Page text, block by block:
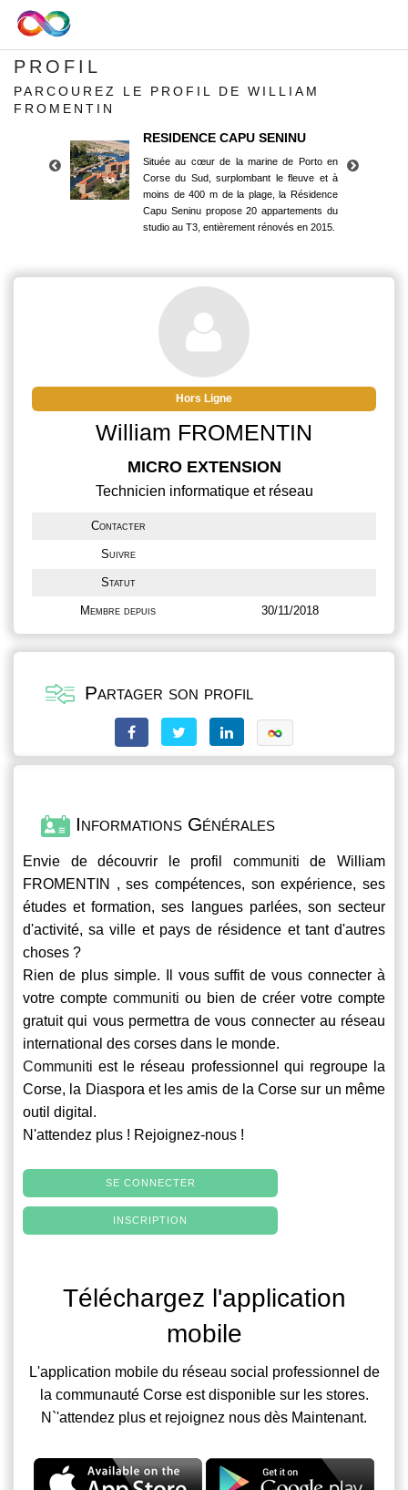
PROFIL
PARCOUREZ LE PROFIL DE WILLIAM
FROMENTIN
RESIDENCE CAPU SENINU
Située au cœur de la marine de Porto en
Corse du Sud, surplombant le fleuve et à
moins de 400 m de la plage, la Résidence
Capu Seninu propose 20 appartements du
studio au T3, entièrement rénovés en 2015.
Corse du Sud, surplombant le fleuve et à
moins de 400 m de la plage, la Résidence
Capu Seninu propose 20 appartements du
studio au T3, entièrement rénovés en 2015.
Hors Ligne
William FROMENTIN
MICRO EXTENSION
Technicien informatique et réseau
Contacter
Suivre
Statut
Membre depuis 30/11/2018
Partager son profil
Informations Générales
Envie de découvrir le profil communiti de William
FROMENTIN , ses compétences, son expérience, ses
études et formation, ses langues parlées, son secteur
d'activité, sa ville et pays de résidence et tant d'autres
choses ?
Rien de plus simple. Il vous suffit de vous connecter à
votre compte communiti ou bien de créer votre compte
gratuit qui vous permettra de vous connecter au réseau
international des corses dans le monde.
Communiti est le réseau professionnel qui regroupe la
Corse, la Diaspora et les amis de la Corse sur un même
outil digital.
N'attendez plus ! Rejoignez-nous !
SE CONNECTER
INSCRIPTION
Téléchargez l'application
mobile
L'application mobile du réseau social professionnel de
la communauté Corse est disponible sur les stores.
N`'attendez plus et rejoignez nous dès Maintenant.